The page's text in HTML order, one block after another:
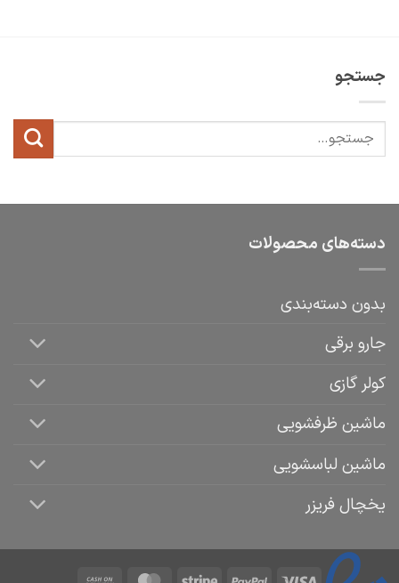
جستجو
دسته‌های محصولات
بدون دسته‌بندی
جارو برقی
کولر گازی
ماشین ظرفشویی
ماشین لباسشویی
یخچال فریزر